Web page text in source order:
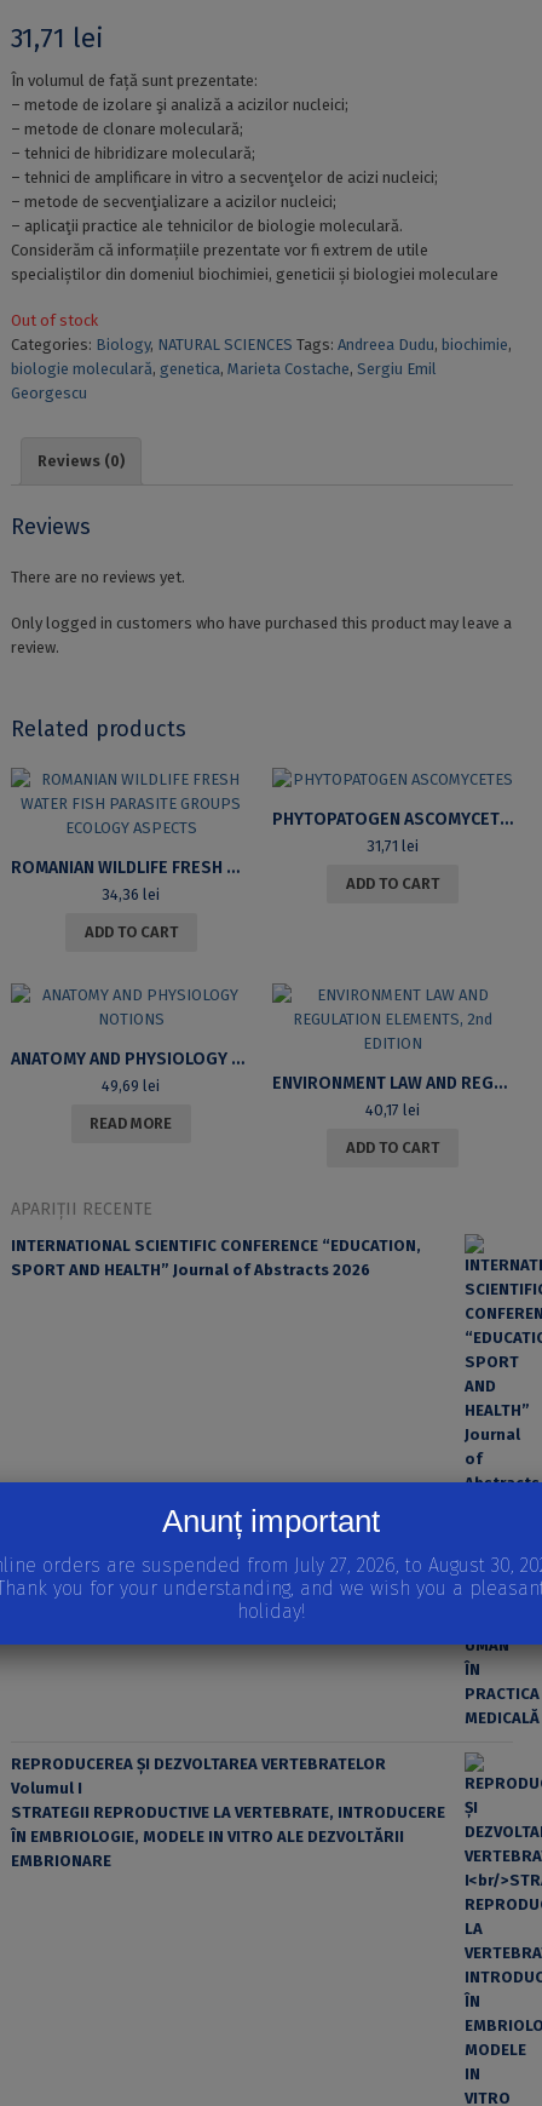
31,71 lei
În volumul de față sunt prezentate:
– metode de izolare şi analiză a acizilor nucleici;
– metode de clonare moleculară;
– tehnici de hibridizare moleculară;
– tehnici de amplificare in vitro a secvenţelor de acizi nucleici;
– metode de secvenţializare a acizilor nucleici;
– aplicaţii practice ale tehnicilor de biologie moleculară.
Considerăm că informațiile prezentate vor fi extrem de utile
specialiștilor din domeniul biochimiei, geneticii și biologiei moleculare
Out of stock
Categories: Biology, NATURAL SCIENCES Tags: Andreea Dudu, biochimie,
biologie moleculară, genetica, Marieta Costache, Sergiu Emil
Georgescu
Reviews (0)
Reviews
There are no reviews yet.
Only logged in customers who have purchased this product may leave a
review.
Related products
ROMANIAN WILDLIFE FRESH WATER FISH PARASITE GROUPS ECOLOGY ASPECTS
34,36 lei
ADD TO CART
PHYTOPATOGEN ASCOMYCETES
31,71 lei
ADD TO CART
ANATOMY AND PHYSIOLOGY NOTIONS
49,69 lei
READ MORE
ENVIRONMENT LAW AND REGULATION ELEMENTS, 2ND EDITION
40,17 lei
ADD TO CART
APARIȚII RECENTE
INTERNATIONAL SCIENTIFIC CONFERENCE “EDUCATION,
SPORT AND HEALTH” Journal of Abstracts 2026
EROAREA ȘI FACTORUL UMAN ÎN PRACTICA MEDICALĂ
REPRODUCEREA ȘI DEZVOLTAREA VERTEBRATELOR
Volumul I
STRATEGII REPRODUCTIVE LA VERTEBRATE, INTRODUCERE
ÎN EMBRIOLOGIE, MODELE IN VITRO ALE DEZVOLTĂRII
EMBRIONARE
Anunț important
orders are suspended from July 27, 2026, to August 30,
you for your understanding, and we wish you a
holiday!